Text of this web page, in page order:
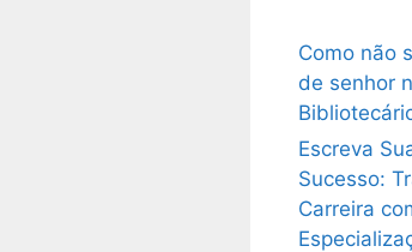
Como não
de senhor
Escreva
Sucesso:
Carreira